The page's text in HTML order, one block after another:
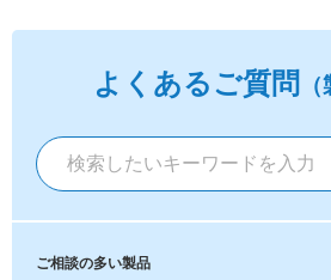
よくあるご質問
ご相談の多い製品